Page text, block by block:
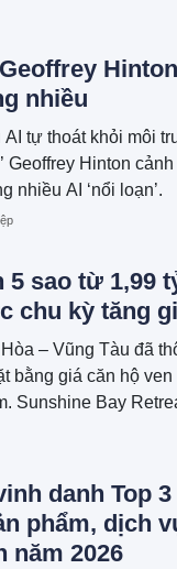
Geoffrey
nhiều
AI tự thoát khỏi môi
Geoffrey Hinton
nhiều AI ‘nổi loạn’.
5 sao từ 1,99
kỳ tăng
– Vũng Tàu đã
bằng giá căn hộ
Sunshine Bay
suất 0% trong 24
danh Top
phẩm, dịch
năm 2026